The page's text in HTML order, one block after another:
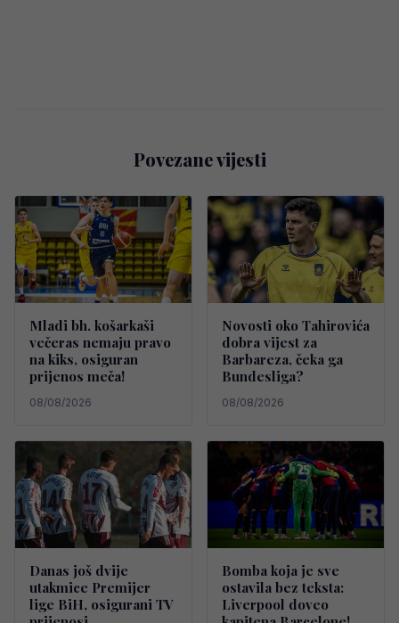
Povezane vijesti
Mladi bh. košarkaši
večeras nemaju pravo
na kiks, osiguran
prijenos meča!
08/08/2026
Novosti oko Tahirovića
dobra vijest za
Barbareza, čeka ga
Bundesliga?
08/08/2026
Danas još dvije
utakmice Premijer
lige BiH, osigurani TV
Bomba koja je sve
ostavila bez teksta:
Liverpool doveo